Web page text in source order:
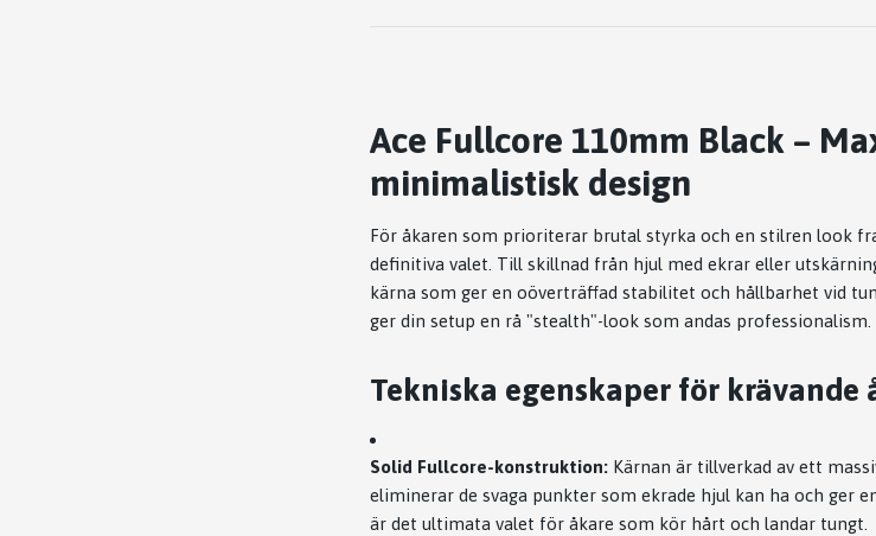
Ace Fullcore 110mm Black –
minimalistisk design
För åkaren som prioriterar brutal styrka och en stilren look
definitiva valet. Till skillnad från hjul med ekrar eller
kärna som ger en oöverträffad stabilitet och hållbarhet vid
ger din setup en rå "stealth"-look som andas professionalism.
Tekniska egenskaper för krävande
Solid Fullcore-konstruktion: Kärnan är tillverkad av ett
eliminerar de svaga punkter som ekrade hjul kan ha och ger
är det ultimata valet för åkare som kör hårt och landar tungt.